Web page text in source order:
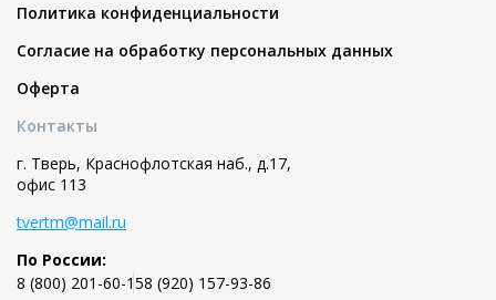
Политика конфиденциальности
Согласие на обработку персональных данных
Оферта
Контакты
г. Тверь, Краснофлотская наб., д.17,
офис 113
tvertm@mail.ru
По России:
8 (800) 201-60-158 (920) 157-93-86